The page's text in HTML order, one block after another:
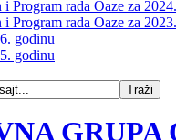
Program rada Oaze za 2024.
Program rada Oaze za 2023.
godinu
godinu
GRUPA